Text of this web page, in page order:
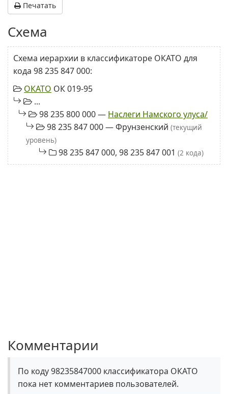
Печатать
Схема
Схема иерархии в классификаторе ОКАТО для
кода 98 235 847 000:
ОКАТО ОК 019-95
...
98 235 800 000 — Наслеги Намского улуса/
98 235 847 000 — Фрунзенский (текущий
уровень)
98 235 847 000, 98 235 847 001 (2 кода)
Комментарии
По коду 98235847000 классификатора ОКАТО
пока нет комментариев пользователей.